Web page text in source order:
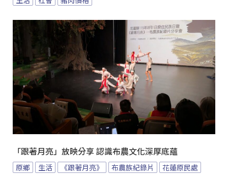
「跟著月亮」放映分享 認識布農文化深厚底蘊
原鄉 生活 《跟著月亮》 布農族紀錄片 花蓮原民處